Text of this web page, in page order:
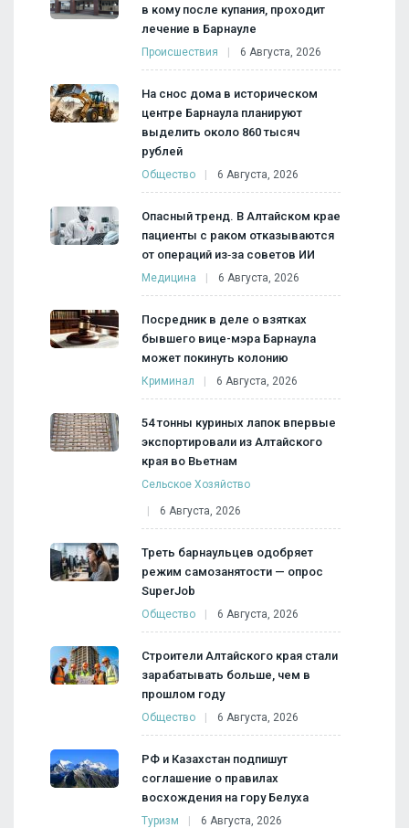
в кому после купания, проходит
лечение в Барнауле
Происшествия 6 Августа, 2026
На снос дома в историческом
центре Барнаула планируют
выделить около 860 тысяч
рублей
Общество 6 Августа, 2026
Опасный тренд. В Алтайском крае
пациенты с раком отказываются
от операций из‑за советов ИИ
Медицина 6 Августа, 2026
Посредник в деле о взятках
бывшего вице-мэра Барнаула
может покинуть колонию
Криминал 6 Августа, 2026
54 тонны куриных лапок впервые
экспортировали из Алтайского
края во Вьетнам
Сельское Хозяйство
6 Августа, 2026
Треть барнаульцев одобряет
режим самозанятости — опрос
SuperJob
Общество 6 Августа, 2026
Строители Алтайского края стали
зарабатывать больше, чем в
прошлом году
Общество 6 Августа, 2026
РФ и Казахстан подпишут
соглашение о правилах
восхождения на гору Белуха
Туризм 6 Августа, 2026